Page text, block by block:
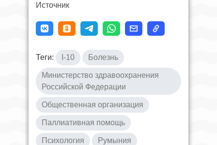
Источник
Теги: I-10 Болезнь
Министерство здравоохранения
Российской Федерации
Общественная организация
Паллиативная помощь
Психология Румыния